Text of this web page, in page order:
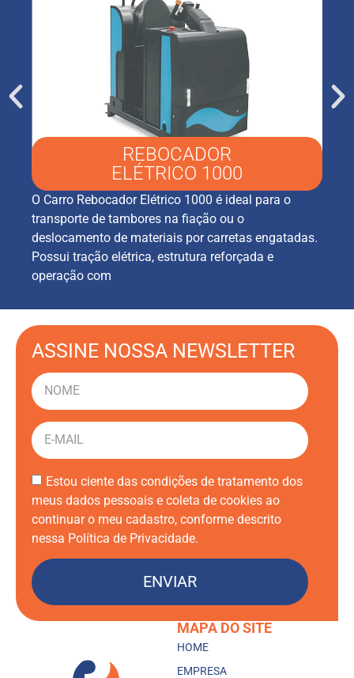
REBOCADOR
ELÉTRICO 1000
O Carro Rebocador Elétrico 1000 é ideal para o
transporte de tambores na fiação ou o
deslocamento de materiais por carretas engatadas.
Possui tração elétrica, estrutura reforçada e
operação com
ASSINE NOSSA NEWSLETTER
Estou ciente das condições de tratamento dos
meus dados pessoais e coleta de cookies ao
continuar o meu cadastro, conforme descrito
nessa Política de Privacidade.
ENVIAR
MAPA DO SITE
HOME
EMPRESA